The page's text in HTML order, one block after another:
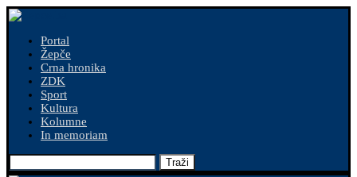
Portal
Žepče
Crna hronika
ZDK
Sport
Kultura
Kolumne
In memoriam
Traži